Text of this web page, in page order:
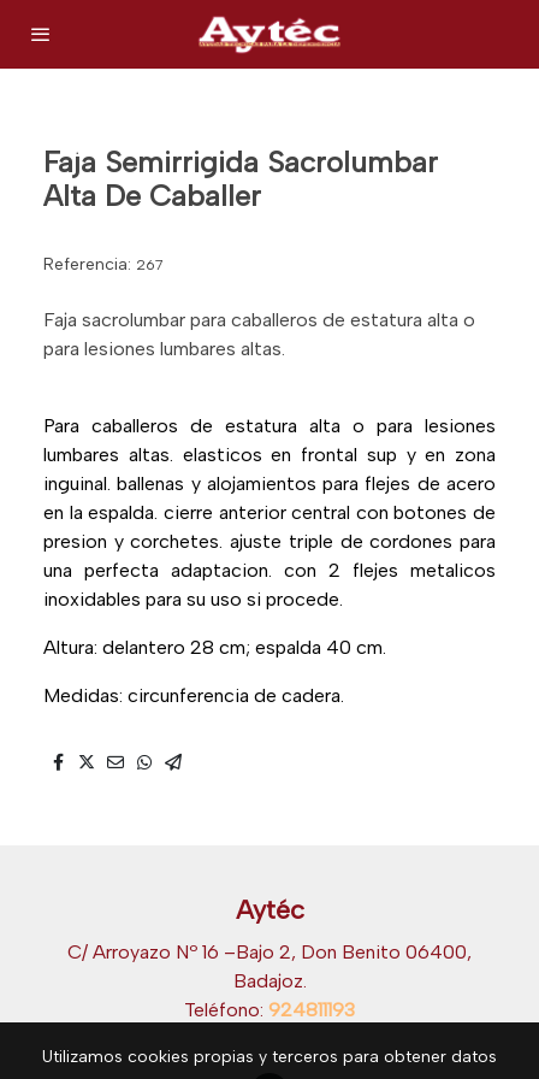
Faja Semirrigida Sacrolumbar
Alta De Caballer
Referencia: 267
Faja sacrolumbar para caballeros de estatura alta o
para lesiones lumbares altas.
Para caballeros de estatura alta o para lesiones
lumbares altas. elasticos en frontal sup y en zona
inguinal. ballenas y alojamientos para flejes de acero
en la espalda. cierre anterior central con botones de
presion y corchetes. ajuste triple de cordones para
una perfecta adaptacion. con 2 flejes metalicos
inoxidables para su uso si procede.
Altura: delantero 28 cm; espalda 40 cm.
Medidas: circunferencia de cadera.
Aytéc
C/ Arroyazo Nº 16 –Bajo 2, Don Benito 06400,
Badajoz.
Teléfono: 924811193
Utilizamos cookies propias y terceros para obtener datos